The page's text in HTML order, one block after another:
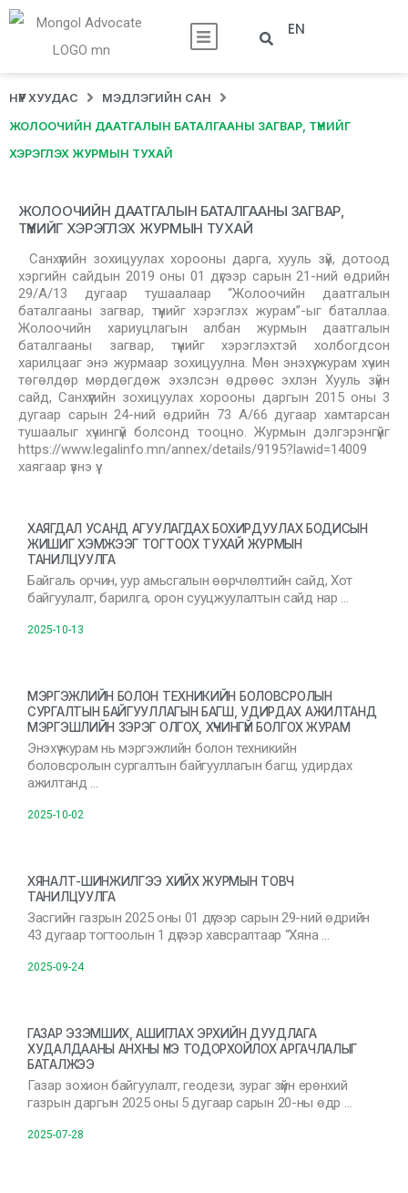
EN
НҮҮР ХУУДАС МЭДЛЭГИЙН САН
ЖОЛООЧИЙН ДААТГАЛЫН БАТАЛГААНЫ ЗАГВАР, ТҮҮНИЙГ
ХЭРЭГЛЭХ ЖУРМЫН ТУХАЙ
ЖОЛООЧИЙН ДААТГАЛЫН БАТАЛГААНЫ ЗАГВАР,
ТҮҮНИЙГ ХЭРЭГЛЭХ ЖУРМЫН ТУХАЙ
Санхүүгийн зохицуулах хорооны дарга, хууль зүй, дотоод
хэргийн сайдын 2019 оны 01 дүгээр сарын 21-ний өдрийн
29/А/13 дугаар тушаалаар “Жолоочийн даатгалын
баталгааны загвар, түүнийг хэрэглэх журам”-ыг баталлаа.
Жолоочийн хариуцлагын албан журмын даатгалын
баталгааны загвар, түүнийг хэрэглэхтэй холбогдсон
харилцааг энэ журмаар зохицуулна. Мөн энэхүү журам хүчин
төгөлдөр мөрдөгдөж эхэлсэн өдрөөс эхлэн Хууль зүйн
сайд, Санхүүгийн зохицуулах хорооны даргын 2015 оны 3
дугаар сарын 24-ний өдрийн 73 А/66 дугаар хамтарсан
тушаалыг хүчингүй болсонд тооцно. Журмын дэлгэрэнгүйг
https://www.legalinfo.mn/annex/details/9195?lawid=14009
хаягаар үзнэ үү.
ХАЯГДАЛ УСАНД АГУУЛАГДАХ БОХИРДУУЛАХ БОДИСЫН
ЖИШИГ ХЭМЖЭЭГ ТОГТООХ ТУХАЙ ЖУРМЫН
ТАНИЛЦУУЛГА
Байгаль орчин, уур амьсгалын өөрчлөлтийн сайд, Хот
байгуулалт, барилга, орон сууцжуулалтын сайд нар …
2025-10-13
МЭРГЭЖЛИЙН БОЛОН ТЕХНИКИЙН БОЛОВСРОЛЫН
СУРГАЛТЫН БАЙГУУЛЛАГЫН БАГШ, УДИРДАХ АЖИЛТАНД
МЭРГЭШЛИЙН ЗЭРЭГ ОЛГОХ, ХҮЧИНГҮЙ БОЛГОХ ЖУРАМ
Энэхүү журам нь мэргэжлийн болон техникийн
боловсролын сургалтын байгууллагын багш, удирдах
ажилтанд …
2025-10-02
ХЯНАЛТ-ШИНЖИЛГЭЭ ХИЙХ ЖУРМЫН ТОВЧ
ТАНИЛЦУУЛГА
Засгийн газрын 2025 оны 01 дүгээр сарын 29-ний өдрийн
43 дугаар тогтоолын 1 дүгээр хавсралтаар “Хяна …
2025-09-24
ГАЗАР ЭЗЭМШИХ, АШИГЛАХ ЭРХИЙН ДУУДЛАГА
ХУДАЛДААНЫ АНХНЫ ҮНЭ ТОДОРХОЙЛОХ АРГАЧЛАЛЫГ
БАТАЛЖЭЭ
Газар зохион байгуулалт, геодези, зураг зүйн ерөнхий
газрын даргын 2025 оны 5 дугаар сарын 20-ны өдр …
2025-07-28